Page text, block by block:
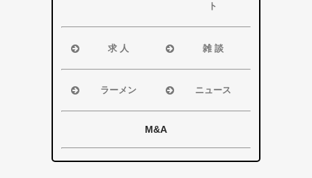
掛川市
その他エリア
ト
浜松市
磐田市・袋井
求 人
浜松市
磐田市
雑 談
浜松市
磐田市
ラーメン
浜松市
袋井市
掛川市
ニュース
浜松市・磐田
袋井市・掛川
市
M&A